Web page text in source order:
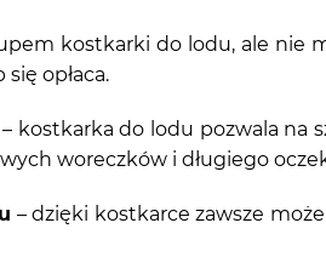
kostkarki do lodu, ale nie
opłaca.
– kostkarka do lodu pozwala na
woreczków i długiego
– dzięki kostkarce zawsze